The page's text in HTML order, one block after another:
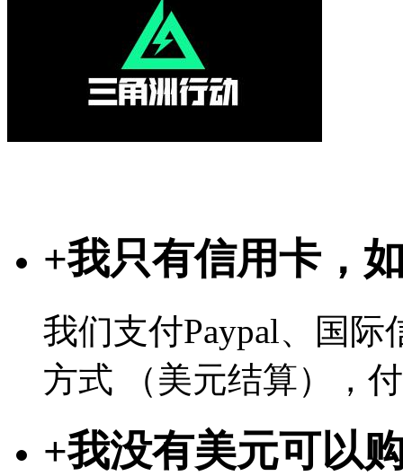
+我只有信用卡，
我们支付Paypal、国
方式 （美元结算），
+我没有美元可以